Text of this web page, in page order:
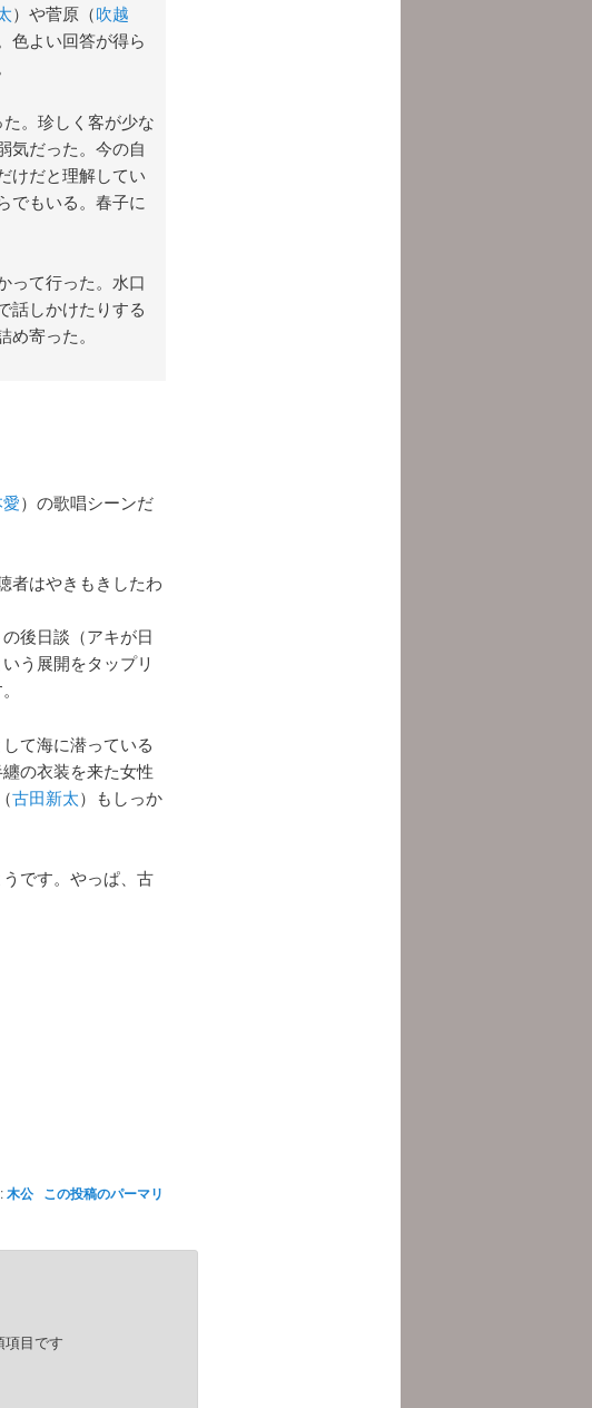
）や菅原（吹越
色よい回答が得ら
。珍しく客が少な
気だった。今の自
けだと理解してい
でもいる。春子に
って行った。水口
話しかけたりする
寄った。
）の歌唱シーンだ
者はやきもきしたわ
後日談（アキが日
う展開をタップリ
て海に潜っている
の衣装を来た女性
古田新太）もしっか
です。やっぱ、古
木公 この投稿のパーマリ
目です